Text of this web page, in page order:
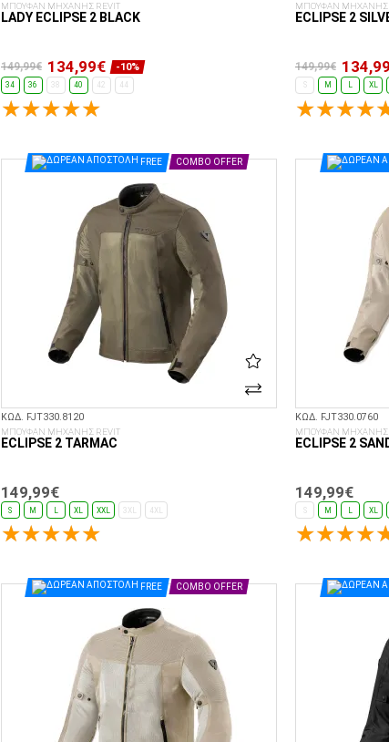
ΜΠΟΥΦΑΝ ΜΗΧΑΝΗΣ REVIT
LADY ECLIPSE 2 BLACK
149,99€ 134,99€ -10%
34 36 38 40 42 44
ΜΠΟΥΦΑΝ ΜΗΧΑΝΗΣ
ECLIPSE 2
149,99€
S M L XL
FREE COMBO OFFER
ΚΩΔ. FJT330.8120
ΜΠΟΥΦΑΝ ΜΗΧΑΝΗΣ REVIT
ECLIPSE 2 TARMAC
149,99€
S M XL XXL 3XL 4XL
ΚΩΔ. FJT330.0760
ΜΠΟΥΦΑΝ ΜΗΧΑΝΗΣ
ECLIPSE 2
149,99€
S M XL
FREE COMBO OFFER